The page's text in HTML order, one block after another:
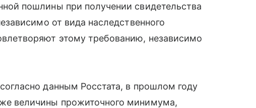
пошлины при получении свидетельства
от вида наследственного
этому требованию, независимо
данным Росстата, в прошлом году
величины прожиточного минимума,